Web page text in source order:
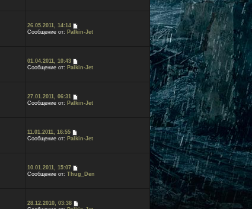
26.05.2011, 14:14
Сообщение от: Palkin-Jet
01.04.2011, 10:43
Сообщение от: Palkin-Jet
27.01.2011, 06:31
Сообщение от: Palkin-Jet
11.01.2011, 16:55
Сообщение от: Palkin-Jet
10.01.2011, 15:07
Сообщение от: Thug_Den
28.12.2010, 03:38